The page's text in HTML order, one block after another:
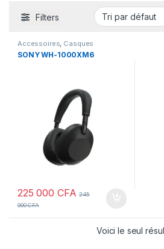
Filters
Accessoires Casques
SONY WH-1000XM6
225 000 CFA 245
000CFA
Voici le seul